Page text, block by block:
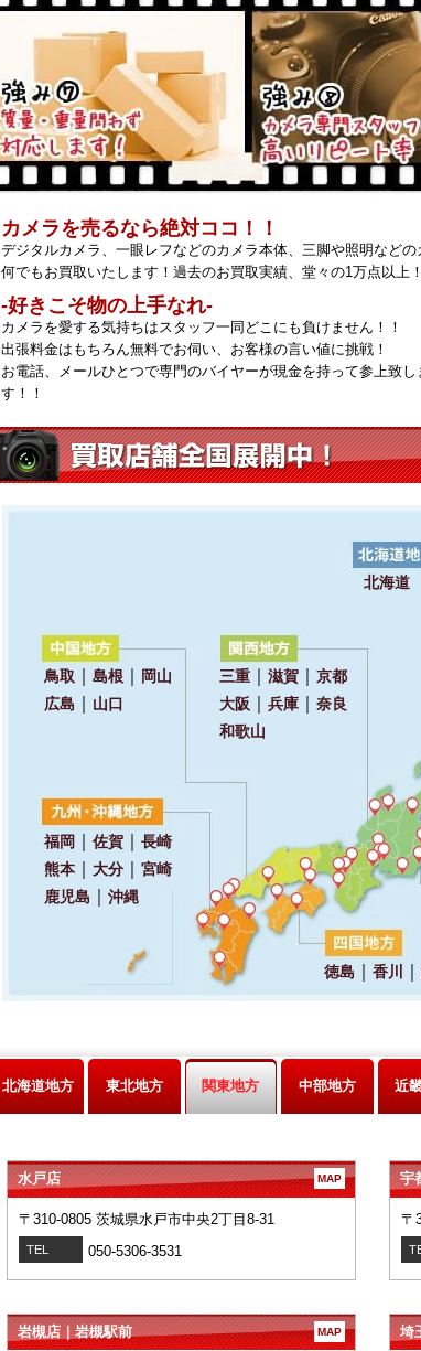
カメラを売るなら絶対ココ！！
デジタルカメラ、一眼レフなどのカメラ本体、三脚や照明など
何でもお買取いたします！過去のお買取実績、堂々の1万点以上！
‐好きこそ物の上手なれ‐
カメラを愛する気持ちはスタッフ一同どこにも負けません！！
出張料金はもちろん無料でお伺い、お客様の言い値に挑戦！
お電話、メールひとつで専門のバイヤーが現金を持って参上致
す！！
北海道地方 東北地方 関東地方 中部地方 近
水戸店 MAP
〒310-0805 茨城県水戸市中央2丁目8-31
TEL 050-5306-3531
宇
〒
岩槻店｜岩槻駅前 MAP 埼